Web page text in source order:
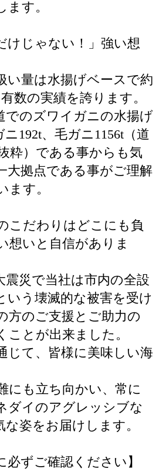
す。
けじゃない！」強い想
い量は水揚げベースで約
数の実績を誇ります。
でのズワイガニの水揚げ
192t、毛ガニ1156t（道
粋）である事からも気
大拠点である事がご理解
ます。
こだわりはどこにも負
想いと自信がありま
震災で当社は市内の全設
いう壊滅的な被害を受け
方のご支援とご助力の
ことが出来ました。
じて、皆様に美味しい海
にも立ち向かい、常に
ダイのアグレッシブな
姿をお届けします。
必ずご確認ください】